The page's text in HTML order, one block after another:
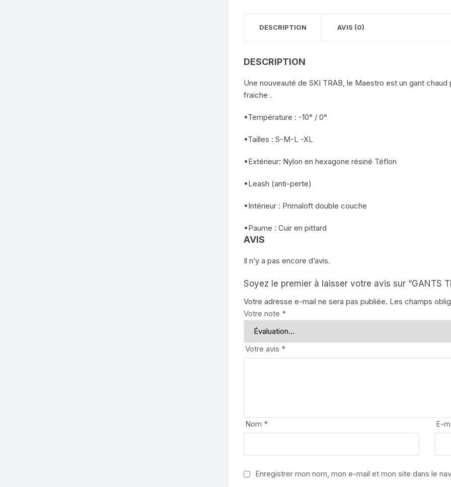
DESCRIPTION AVIS (0)
DESCRIPTION
Une nouveauté de SKI TRAB, le Maestro est un gant
fraiche .
•Température : -10° / 0°
•Tailles : S-M-L -XL
•Extérieur: Nylon en hexagone résiné Téflon
•Leash (anti-perte)
•Intérieur : Primaloft double couche
•Paume : Cuir en pittard
AVIS
Il n’y a pas encore d’avis.
Soyez le premier à laisser votre avis sur “GANTS
Votre adresse e-mail ne sera pas publiée. Les champs
Votre note *
Votre avis *
Nom * E-
Enregistrer mon nom, mon e-mail et mon site dans le